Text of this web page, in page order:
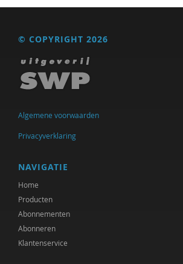
© COPYRIGHT 2026
Algemene voorwaarden
Privacyverklaring
NAVIGATIE
Home
Producten
Abonnementen
Abonneren
Klantenservice